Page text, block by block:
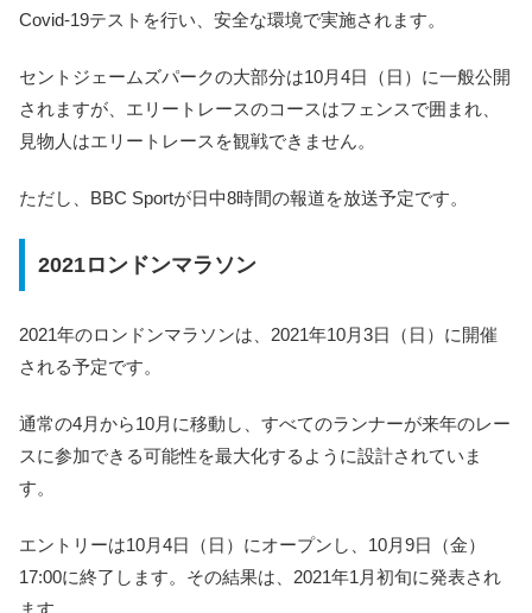
Covid-19テストを行い、安全な環境で実施されます。
セントジェームズパークの大部分は10月4日（日）に一般公開
されますが、エリートレースのコースはフェンスで囲まれ、
見物人はエリートレースを観戦できません。
ただし、BBC Sportが日中8時間の報道を放送予定です。
2021ロンドンマラソン
2021年のロンドンマラソンは、2021年10月3日（日）に開催
される予定です。
通常の4月から10月に移動し、すべてのランナーが来年のレー
スに参加できる可能性を最大化するように設計されていま
す。
エントリーは10月4日（日）にオープンし、10月9日（金）
17:00に終了します。その結果は、2021年1月初旬に発表され
ます。